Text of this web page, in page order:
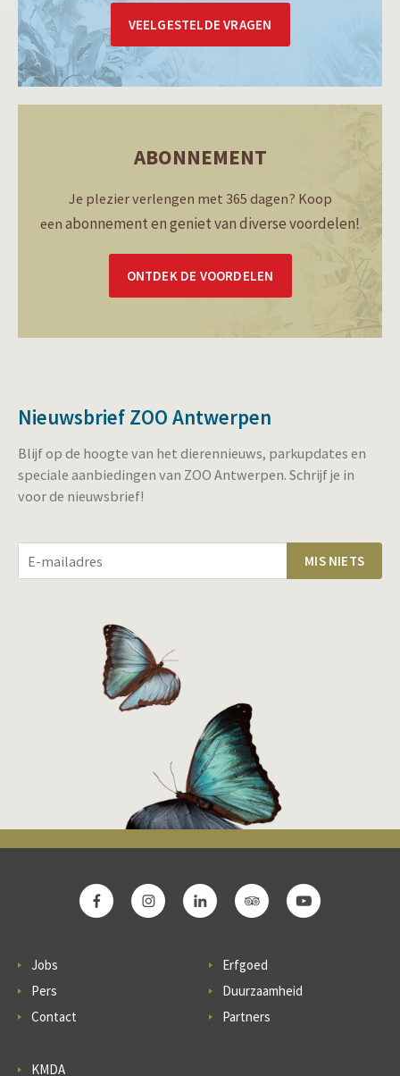
VEELGESTELDE VRAGEN
ABONNEMENT
Je plezier verlengen met 365 dagen? Koop
een abonnement en geniet van diverse voordelen!
ONTDEK DE VOORDELEN
Nieuwsbrief ZOO Antwerpen
Blijf op de hoogte van het dierennieuws, parkupdates en
speciale aanbiedingen van ZOO Antwerpen. Schrijf je in
voor de nieuwsbrief!
MIS NIETS
Jobs
Pers
Contact
Erfgoed
Duurzaamheid
Partners
KMDA